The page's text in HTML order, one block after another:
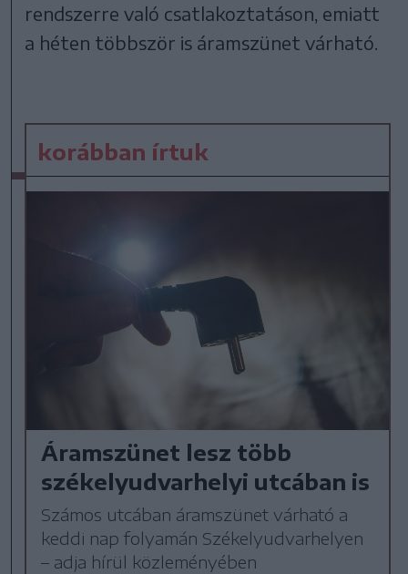
rendszerre való csatlakoztatáson, emiatt
a héten többször is áramszünet várható.
korábban írtuk
Áramszünet lesz több
székelyudvarhelyi utcában is
Számos utcában áramszünet várható a
keddi nap folyamán Székelyudvarhelyen
– adja hírül közleményében